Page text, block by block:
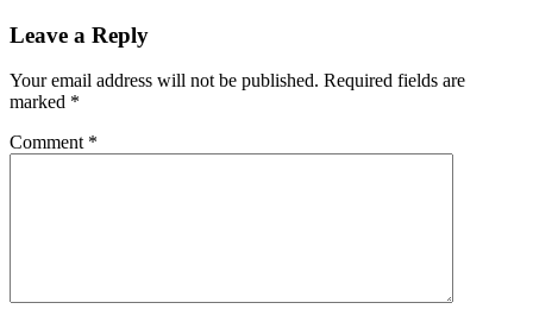
Leave a Reply
Your email address will not be published. Required fields are
marked *
Comment *